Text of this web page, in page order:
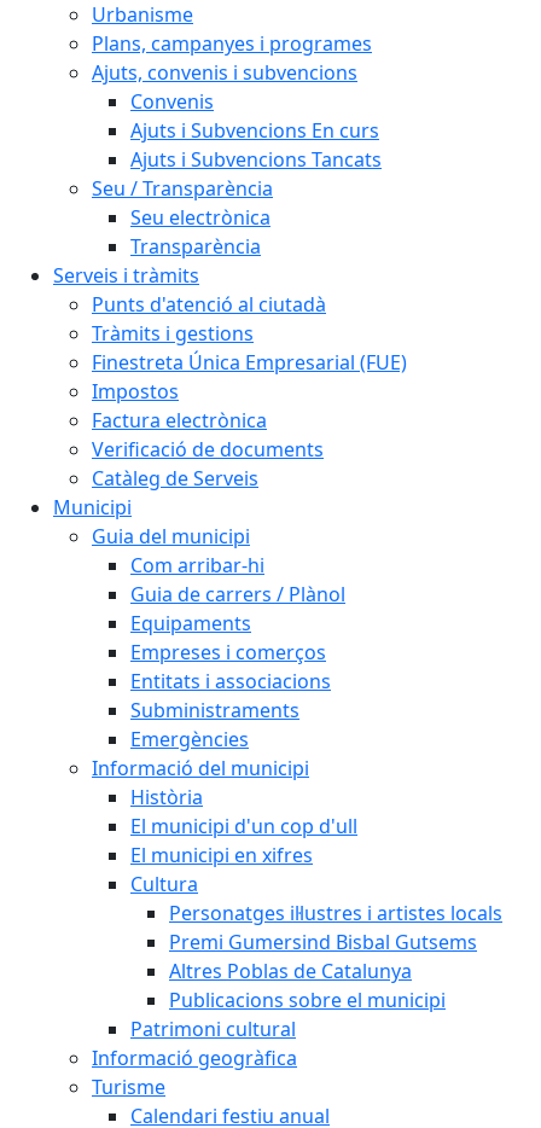
Urbanisme
Plans, campanyes i programes
Ajuts, convenis i subvencions
Convenis
Ajuts i Subvencions En curs
Ajuts i Subvencions Tancats
Seu / Transparència
Seu electrònica
Transparència
Serveis i tràmits
Punts d'atenció al ciutadà
Tràmits i gestions
Finestreta Única Empresarial (FUE)
Impostos
Factura electrònica
Verificació de documents
Catàleg de Serveis
Municipi
Guia del municipi
Com arribar-hi
Guia de carrers / Plànol
Equipaments
Empreses i comerços
Entitats i associacions
Subministraments
Emergències
Informació del municipi
Història
El municipi d'un cop d'ull
El municipi en xifres
Cultura
Personatges il·lustres i artistes locals
Premi Gumersind Bisbal Gutsems
Altres Poblas de Catalunya
Publicacions sobre el municipi
Patrimoni cultural
Informació geogràfica
Turisme
Calendari festiu anual